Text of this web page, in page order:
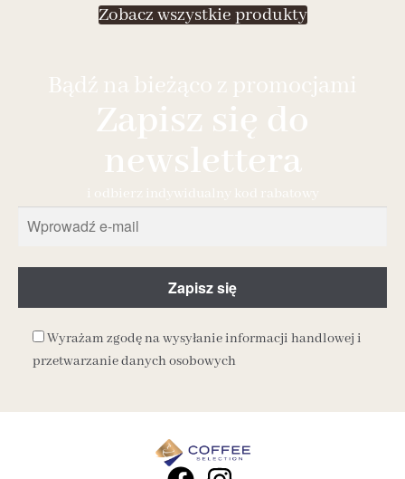
Zobacz wszystkie produkty
Bądź na bieżąco z promocjami
Zapisz się do
newslettera
i odbierz indywidualny kod rabatowy
Wyrażam zgodę na wysyłanie informacji handlowej i
przetwarzanie danych osobowych